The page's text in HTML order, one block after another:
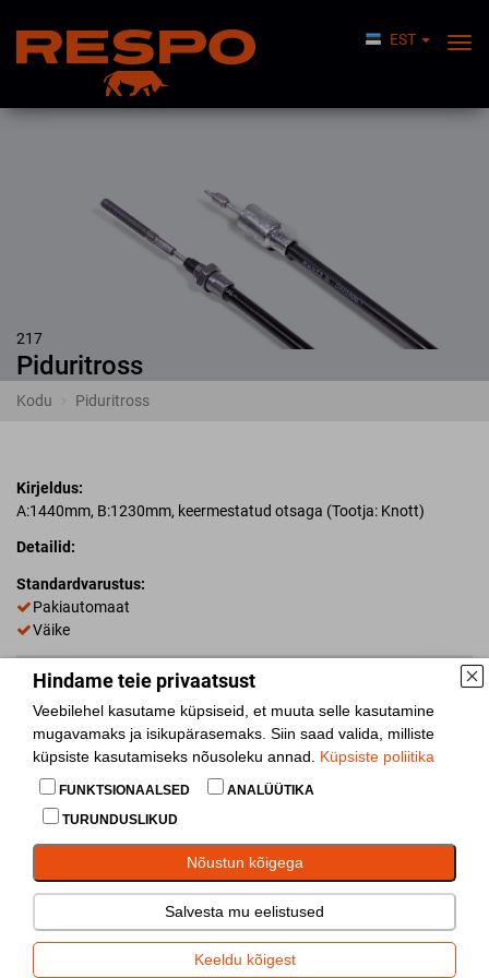
Hindame teie privaatsust
Veebilehel kasutame küpsiseid, et muuta selle kasutamine
mugavamaks ja isikupärasemaks. Siin saad valida, milliste
küpsiste kasutamiseks nõusoleku annad. Küpsiste poliitika
FUNKTSIONAALSED
ANALÜÜTIKA
TURUNDUSLIKUD
Nõustun kõigega
Salvesta mu eelistused
Keeldu kõigest
EST
217
Piduritross
Kodu Piduritross
Kirjeldus:
A:1440mm, B:1230mm, keermestatud otsaga (Tootja: Knott)
Detailid:
Standardvarustus:
Pakiautomaat
Väike
Laoseis
Lisa võrdlusesse
Jaga
Piduritross(217) hinnapäring
Infopäring